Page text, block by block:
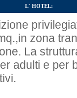
L` HOTEL:
zona
La
adulti e per